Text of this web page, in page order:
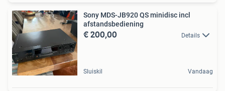
Sony MDS-JB920 QS minidisc incl
afstandsbediening
€ 200,00 Details
Sluiskil Vandaag